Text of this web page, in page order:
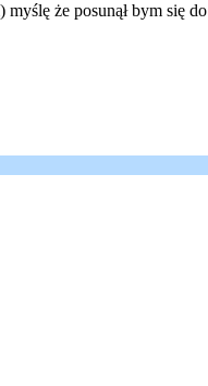
że posunął bym się